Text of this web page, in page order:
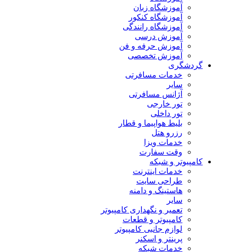
آموزشگاه زبان
آموزشگاه کنکور
آموزشگاه رانندگی
آموزش درسی
آموزش حرفه و فن
آموزش تخصصی
گردشگری
خدمات مسافرتی
سایر
آژانس مسافرتی
تور خارجی
تور داخلی
بلیط هواپیما و قطار
رزرو هتل
خدمات ویزا
وقت سفارت
کامپیوتر و شبکه
خدمات اینترنت
طراحی سایت
هاستینگ و دامنه
سایر
تعمیر و نگهداری کامپیوتر
کامپیوتر و قطعات
لوازم جانبی کامپیوتر
پرینتر و اسکنر
خدمات شبکه